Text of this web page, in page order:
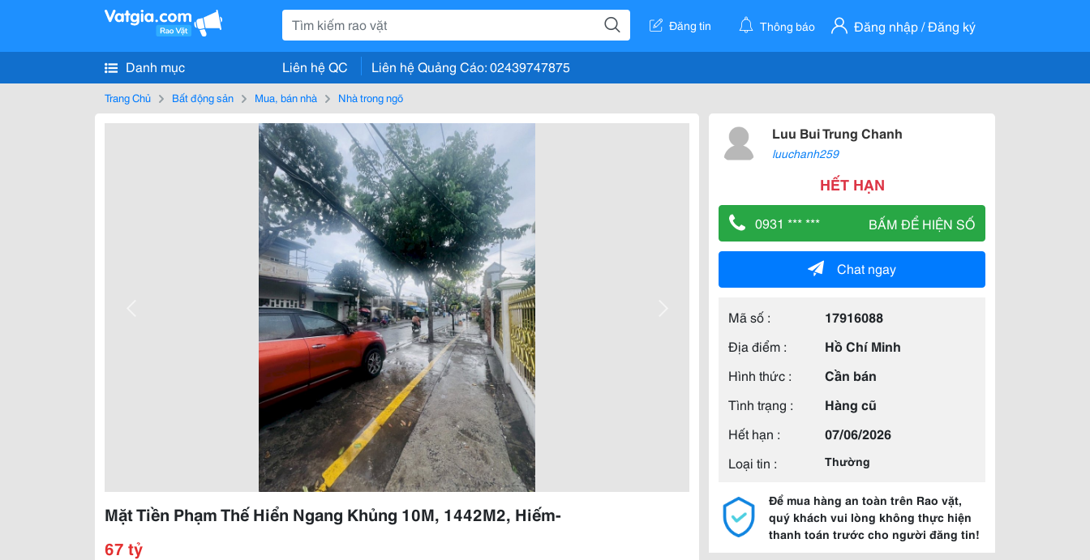
Đăng tin Thông báo Đăng nhập / Đăng ký
Danh mục Liên hệ QC Liên hệ Quảng Cáo: 02439747875
Trang Chủ Bất động sản Mua, bán nhà Nhà trong ngõ
Mặt Tiền Phạm Thế Hiển Ngang Khủng 10M, 1442M2, Hiếm-
67 tỷ
Luu Bui Trung Chanh
luuchanh259
HẾT HẠN
0931 *** *** BẤM ĐỂ HIỆN SỐ
Chat ngay
Mã số :
17916088
Địa điểm :
Hồ Chí Minh
Hình thức :
Cần bán
Tình trạng :
Hàng cũ
Hết hạn :
07/06/2026
Loại tin :
Thường
Để mua hàng an toàn trên Rao vặt,
quý khách vui lòng không thực hiện
thanh toán trước cho người đăng tin!